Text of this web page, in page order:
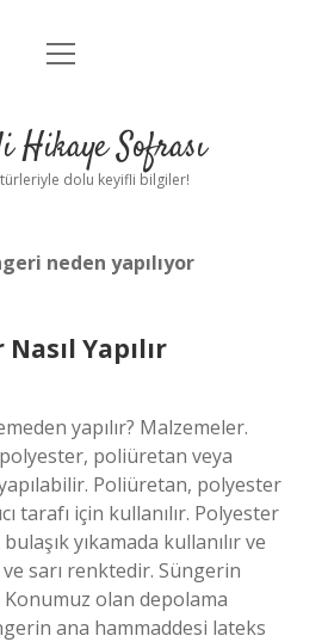
Anasayfa
Yasal Uyarı
menüyü
Hikaye Sofrası
dolu keyifli bilgiler!
neden yapılıyor
Yapılır
yapılır? Malzemeler.
poliüretan veya
Poliüretan, polyester
tarafı için kullanılır. Polyester
yıkamada kullanılır ve
sarı renktedir. Süngerin
olan depolama
ana hammaddesi lateks